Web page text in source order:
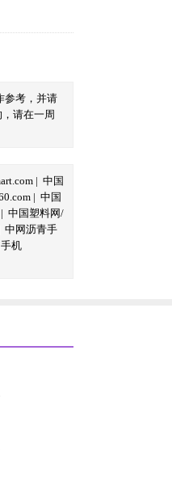
参考，并请
请在一周
| 中国
| 中国
| 中国塑料网/
中网沥青手
机